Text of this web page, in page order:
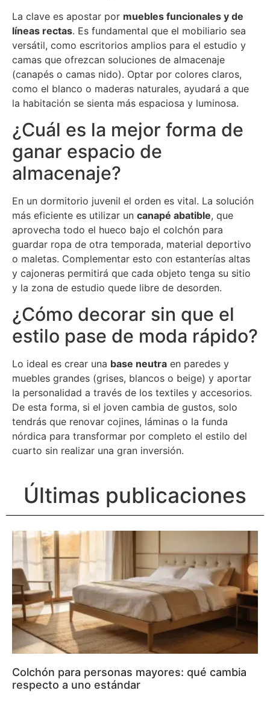
La clave es apostar por muebles funcionales y de
líneas rectas. Es fundamental que el mobiliario sea
versátil, como escritorios amplios para el estudio y
camas que ofrezcan soluciones de almacenaje
(canapés o camas nido). Optar por colores claros,
como el blanco o maderas naturales, ayudará a que
la habitación se sienta más espaciosa y luminosa.
¿Cuál es la mejor forma de
ganar espacio de
almacenaje?
En un dormitorio juvenil el orden es vital. La solución
más eficiente es utilizar un canapé abatible, que
aprovecha todo el hueco bajo el colchón para
guardar ropa de otra temporada, material deportivo
o maletas. Complementar esto con estanterías altas
y cajoneras permitirá que cada objeto tenga su sitio
y la zona de estudio quede libre de desorden.
¿Cómo decorar sin que el
estilo pase de moda rápido?
Lo ideal es crear una base neutra en paredes y
muebles grandes (grises, blancos o beige) y aportar
la personalidad a través de los textiles y accesorios.
De esta forma, si el joven cambia de gustos, solo
tendrás que renovar cojines, láminas o la funda
nórdica para transformar por completo el estilo del
cuarto sin realizar una gran inversión.
Últimas publicaciones
Colchón para personas mayores: qué cambia
respecto a uno estándar